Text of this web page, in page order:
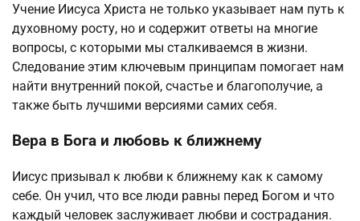
Учение Иисуса Христа не только указывает нам путь к
духовному росту, но и содержит ответы на многие
вопросы, с которыми мы сталкиваемся в жизни.
Следование этим ключевым принципам помогает нам
найти внутренний покой, счастье и благополучие, а
также быть лучшими версиями самих себя.
Вера в Бога и любовь к ближнему
Иисус призывал к любви к ближнему как к самому
себе. Он учил, что все люди равны перед Богом и что
каждый человек заслуживает любви и сострадания.